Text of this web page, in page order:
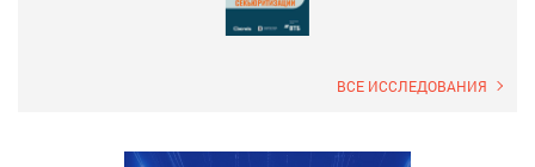
ВСЕ ИССЛЕДОВАНИЯ